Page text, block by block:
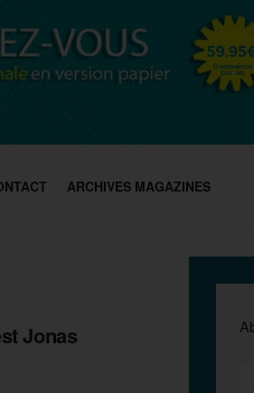
ARCHIVES MAGAZINES
Jonas